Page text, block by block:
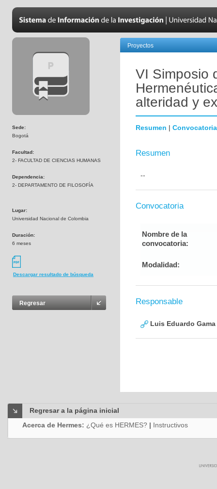
Sede:
Bogotá
Facultad:
2- FACULTAD DE CIENCIAS HUMANAS
Dependencia:
2- DEPARTAMENTO DE FILOSOFÍA
Lugar:
Universidad Nacional de Colombia
Duración:
6 meses
Descargar resultado de búsqueda
Regresar
Proyectos
VI Simposio
alteridad y
Resumen | Convocatoria
Resumen
--
Convocatoria
Nombre de la
convocatoria:
Modalidad:
Responsable
Luis Eduardo
Regresar a la página inicial
Acerca de Hermes: ¿Qué es HERMES? | Instructivos